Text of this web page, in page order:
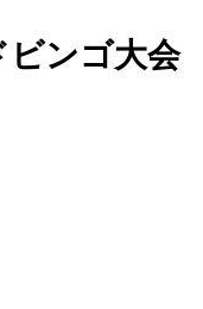
ンゴ大会